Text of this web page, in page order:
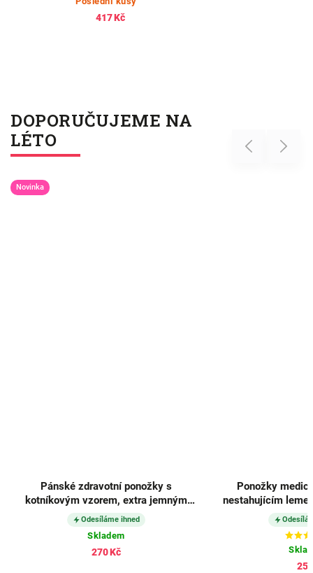
417 Kč
DOPORUČUJEME NA
LÉTO
Previous
Novinka
Pánské zdravotní ponožky s
kotníkovým vzorem, extra jemným
lemem a řetízkovanou špicí / 3 páry
26944
Odesíláme ihned
Skladem
270 Kč
Ponožky
nestahujícím
Next